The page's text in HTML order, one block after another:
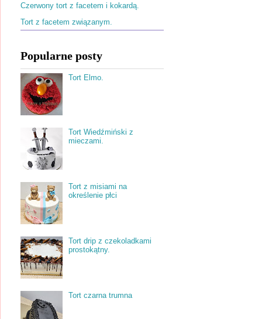
Czerwony tort z facetem i kokardą.
Tort z facetem związanym.
Popularne posty
Tort Elmo.
Tort Wiedźmiński z
mieczami.
Tort z misiami na
określenie płci
Tort drip z czekoladkami
prostokątny.
Tort czarna trumna